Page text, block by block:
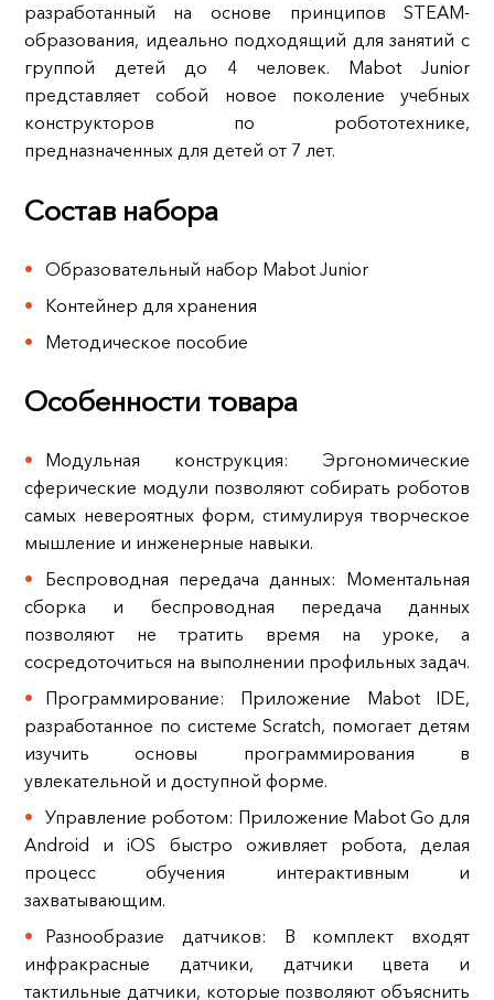
разработанный на основе принципов STEAM-
образования, идеально подходящий для занятий с
группой детей до 4 человек. Mabot Junior
представляет собой новое поколение учебных
конструкторов по робототехнике,
предназначенных для детей от 7 лет.
Состав набора
Образовательный набор Mabot Junior
Контейнер для хранения
Методическое пособие
Особенности товара
Модульная конструкция: Эргономические
сферические модули позволяют собирать роботов
самых невероятных форм, стимулируя творческое
мышление и инженерные навыки.
Беспроводная передача данных: Моментальная
сборка и беспроводная передача данных
позволяют не тратить время на уроке, а
сосредоточиться на выполнении профильных задач.
Программирование: Приложение Mabot IDE,
разработанное по системе Scratch, помогает детям
изучить основы программирования в
увлекательной и доступной форме.
Управление роботом: Приложение Mabot Go для
Android и iOS быстро оживляет робота, делая
процесс обучения интерактивным и
захватывающим.
Разнообразие датчиков: В комплект входят
инфракрасные датчики, датчики цвета и
тактильные датчики, которые позволяют объяснить